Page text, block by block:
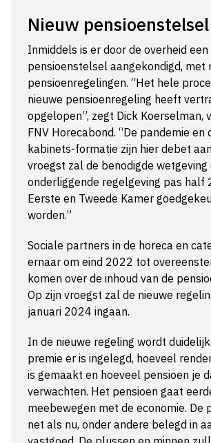
Nieuw pensioenstelsel
Inmiddels is er door de overheid een
pensioenstelsel aangekondigd, met
pensioenregelingen. “Het hele
nieuwe pensioenregeling heeft
opgelopen”, zegt Dick Koerselman,
FNV Horecabond. “De pandemie en
kabinets-formatie zijn hier debet
vroegst zal de benodigde wetgeving
onderliggende regelgeving pas half
Eerste en Tweede Kamer
worden.”
Sociale partners in de horeca en
ernaar om eind 2022 tot
komen over de inhoud van de
Op zijn vroegst zal de nieuwe
januari 2024 ingaan.
In de nieuwe regeling wordt
premie er is ingelegd, hoeveel
is gemaakt en hoeveel pensioen je
verwachten. Het pensioen gaat
meebewegen met de economie. De
net als nu, onder andere belegd in